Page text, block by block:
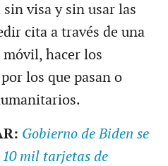
visa y sin usar las
cita a través de una
hacer los
los que pasan o
Gobierno de Biden se
mil tarjetas de